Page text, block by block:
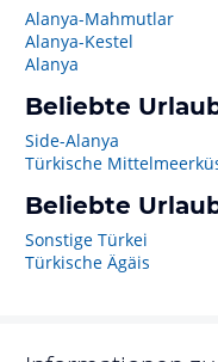
Alanya-Mahmutlar
Alanya-Kestel
Alanya
Beliebte
Side-Alanya
Türkische
Beliebte
Sonstige Türkei
Türkische Ägäis